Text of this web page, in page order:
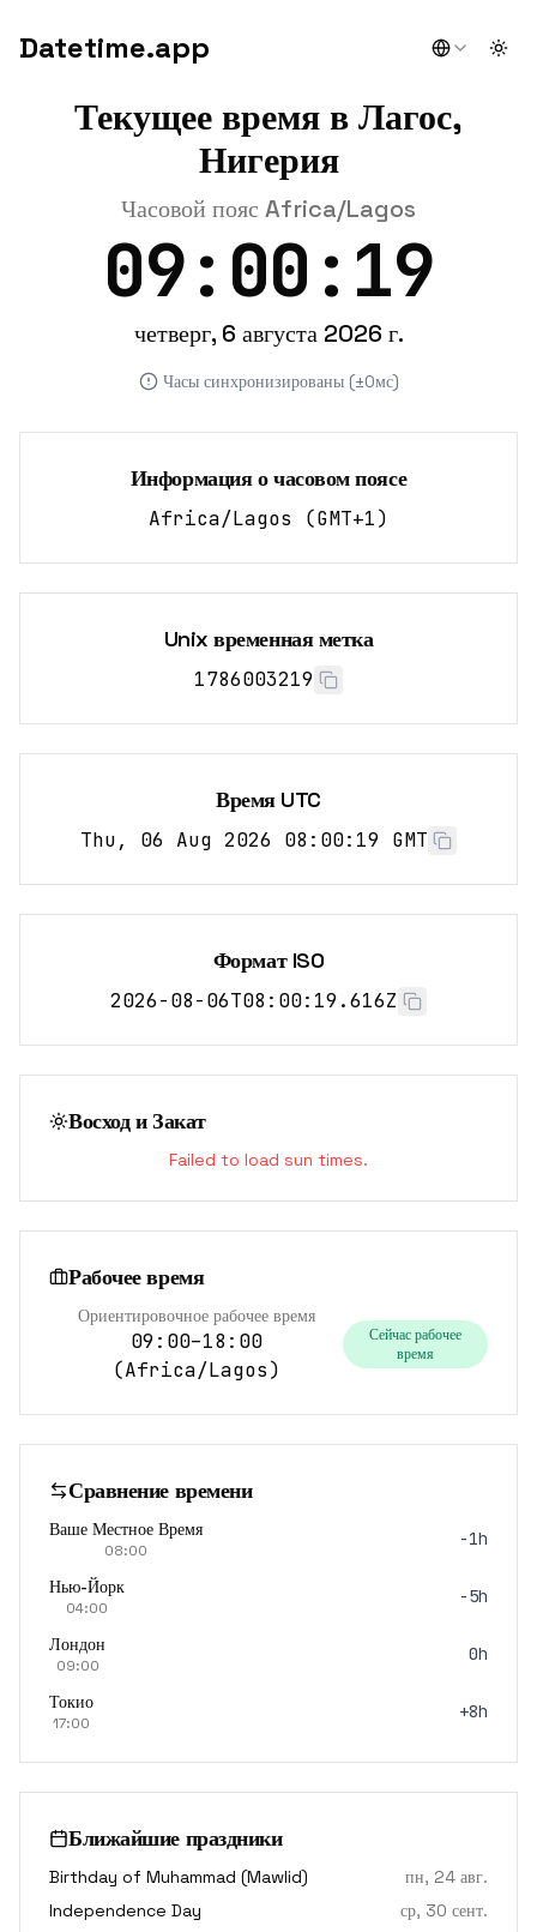
Datetime.app
Текущее время в Лагос,
Нигерия
Часовой пояс Africa/Lagos
09:00:19
четверг, 6 августа 2026 г.
Часы синхронизированы (±0мс)
Информация о часовом поясе
Africa/Lagos (GMT+1)
Unix временная метка
1786003219
Время UTC
Thu, 06 Aug 2026 08:00:19 GMT
Формат ISO
2026-08-06T08:00:19.616Z
Восход и Закат
Failed to load sun times.
Рабочее время
Ориентировочное рабочее время
09:00–18:00
(Africa/Lagos)
Сейчас рабочее
время
Сравнение времени
Ваше Местное Время
08:00
-1h
Нью-Йорк
04:00
-5h
Лондон
09:00
0h
Токио
17:00
+8h
Ближайшие праздники
Birthday of Muhammad (Mawlid)
пн, 24 авг.
Independence Day
ср, 30 сент.